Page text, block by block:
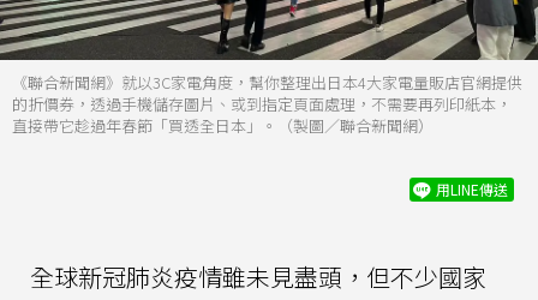
《聯合新聞網》就以3C家電角度，幫你整理出日本4大家電量販店官網提供
的折價券，透過手機儲存圖片、或到指定頁面處理，不需要再列印紙本，
直接帶它趁過年春節「買透全日本」。（製圖／聯合新聞網）
用LINE傳送
全球新冠肺炎疫情雖未見盡頭，但不少國家